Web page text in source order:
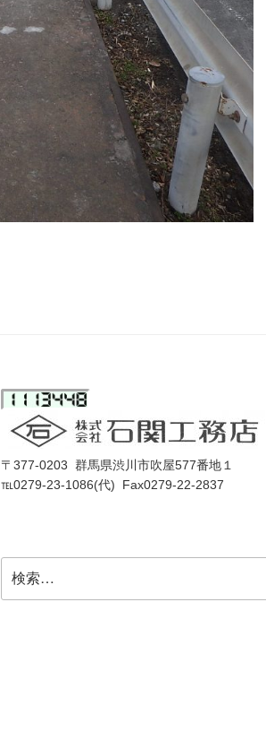
〒377-0203 群馬県渋川市吹屋577番地１
℡0279-23-1086(代) Fax0279-22-2837
索: